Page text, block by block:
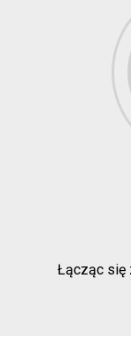
Łącząc się